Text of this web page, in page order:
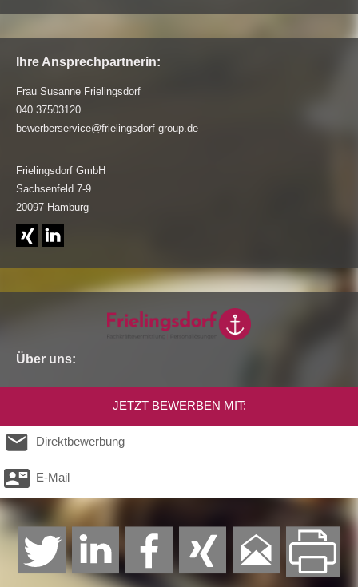
Ihre Ansprechpartnerin:
Frau Susanne Frielingsdorf
040 37503120
bewerberservice@frielingsdorf-group.de
Frielingsdorf GmbH
Sachsenfeld 7-9
20097 Hamburg
Über uns:
JETZT BEWERBEN MIT:
Direktbewerbung
E-Mail